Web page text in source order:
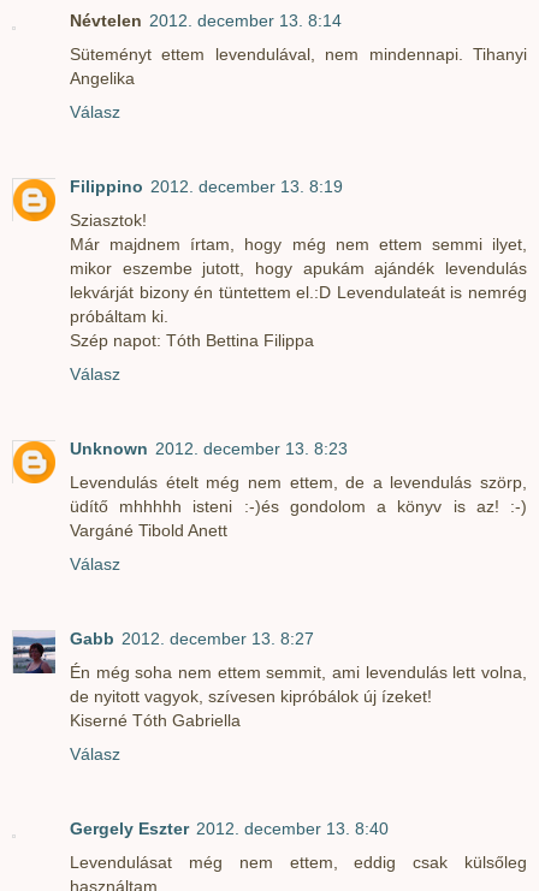
Névtelen 2012. december 13. 8:14
Süteményt ettem levendulával, nem mindennapi. Tihanyi
Angelika
Válasz
Filippino 2012. december 13. 8:19
Sziasztok!
Már majdnem írtam, hogy még nem ettem semmi ilyet,
mikor eszembe jutott, hogy apukám ajándék levendulás
lekvárját bizony én tüntettem el.:D Levendulateát is nemrég
próbáltam ki.
Szép napot: Tóth Bettina Filippa
Válasz
Unknown 2012. december 13. 8:23
Levendulás ételt még nem ettem, de a levendulás szörp,
üdítő mhhhhh isteni :-)és gondolom a könyv is az! :-)
Vargáné Tibold Anett
Válasz
Gabb 2012. december 13. 8:27
Én még soha nem ettem semmit, ami levendulás lett volna,
de nyitott vagyok, szívesen kipróbálok új ízeket!
Kiserné Tóth Gabriella
Válasz
Gergely Eszter 2012. december 13. 8:40
Levendulásat még nem ettem, eddig csak külsőleg
használtam.